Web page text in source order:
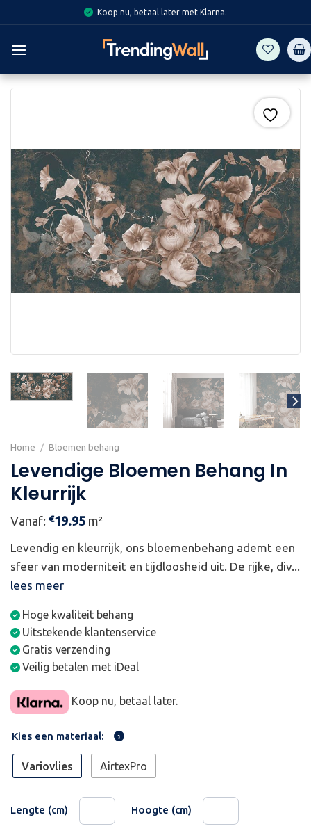
to
content
Koop nu, betaal later met Klarna.
Home / Bloemen behang
Levendige Bloemen Behang In
Kleurrijk
Vanaf: €19.95 m²
Levendig en kleurrijk, ons bloemenbehang ademt een
sfeer van moderniteit en tijdloosheid uit. De rijke, div...
lees meer
Hoge kwaliteit behang
Uitstekende klantenservice
Gratis verzending
Veilig betalen met iDeal
Koop nu, betaal later.
Kies een materiaal:
Variovlies AirtexPro
Lengte (cm) Hoogte (cm)